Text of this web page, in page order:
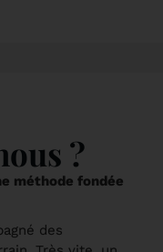
?
méthode fondée
des